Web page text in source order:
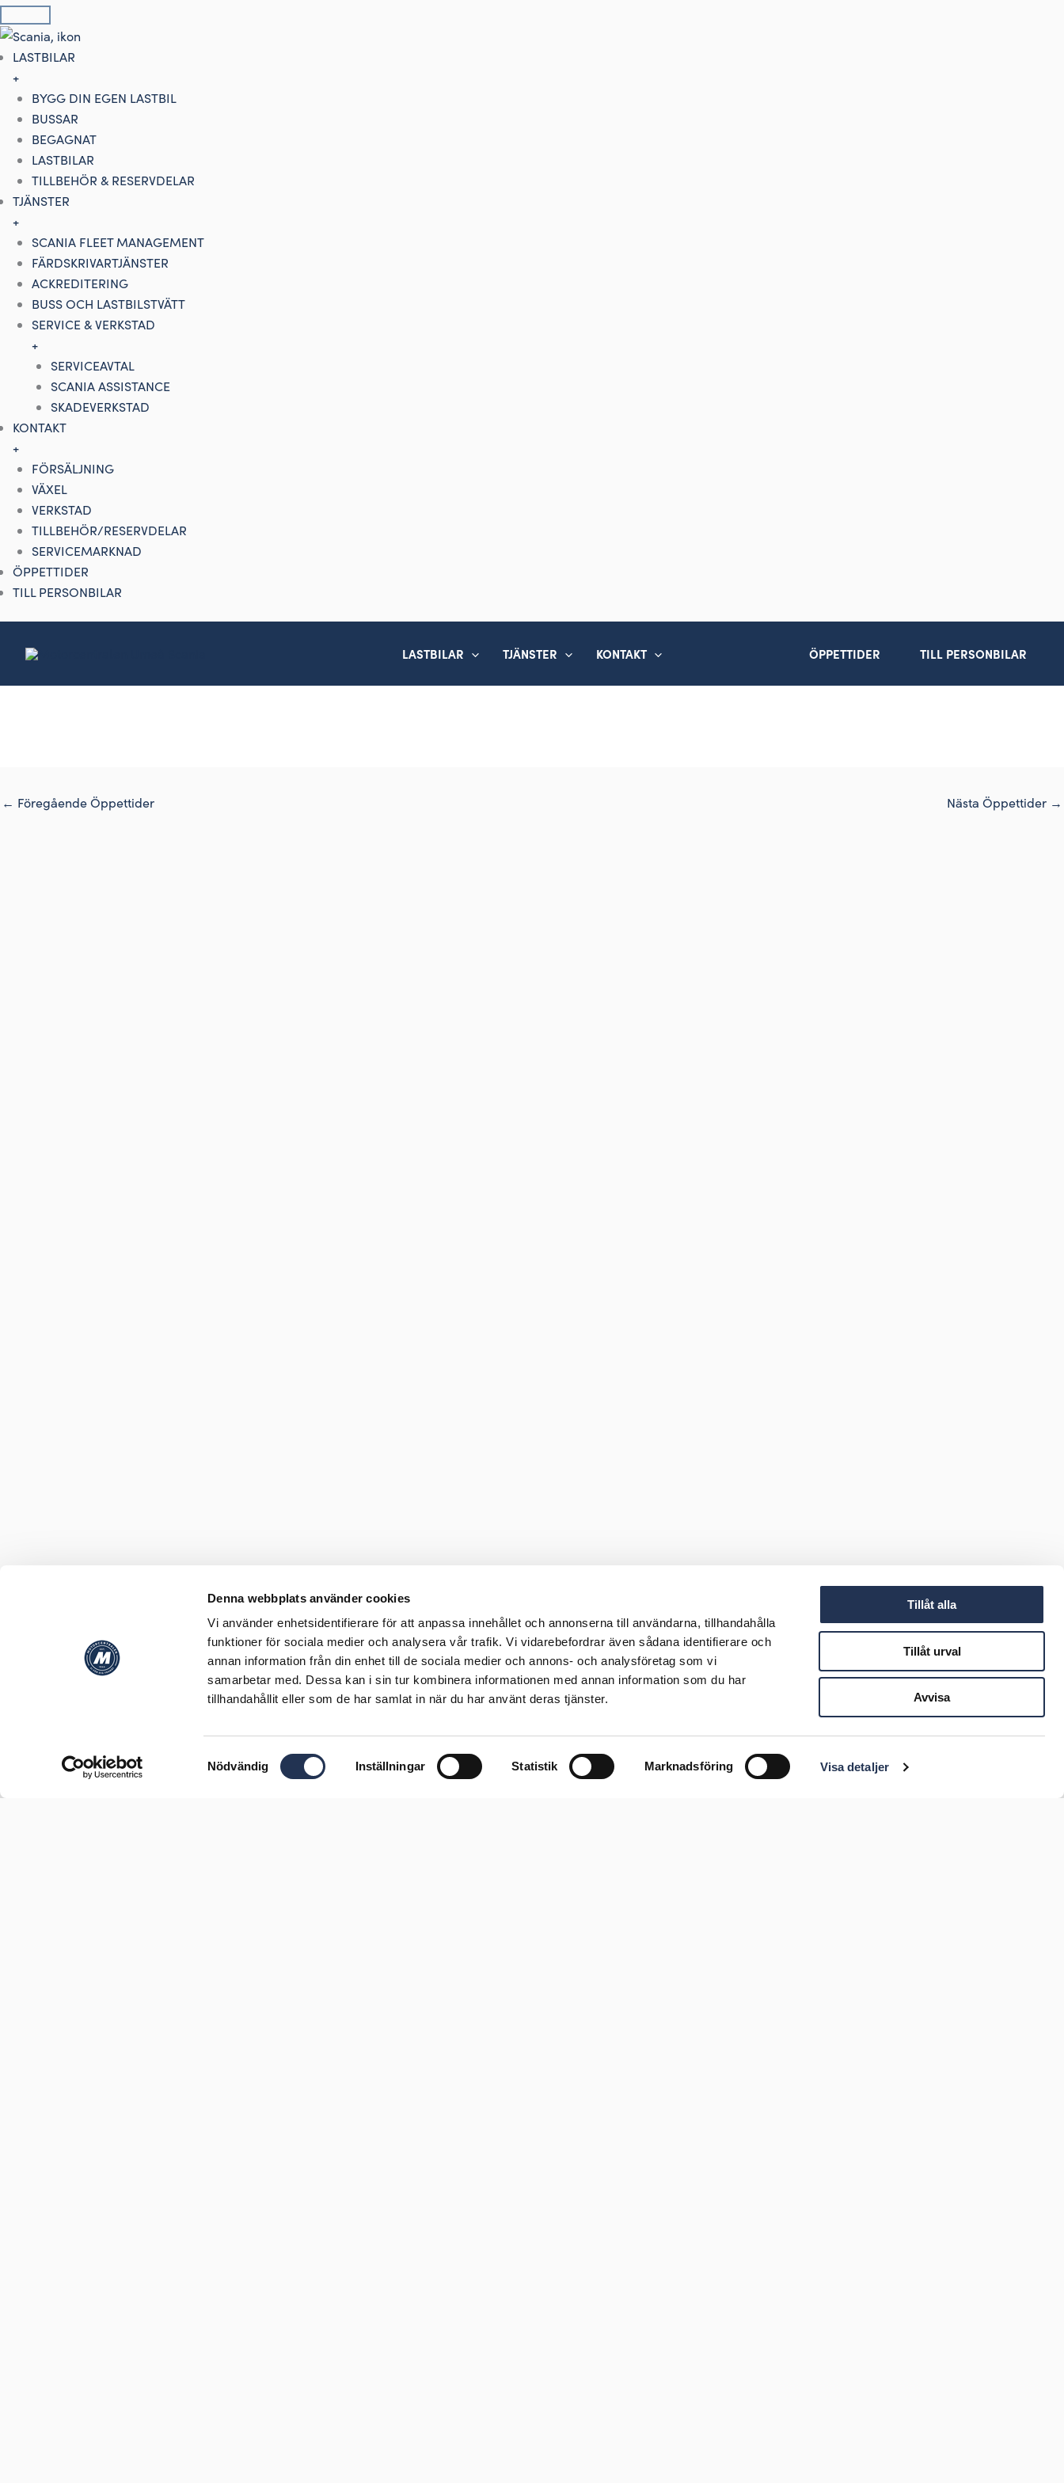
Denna webbplats använder cookies
Vi använder enhetsidentifierare för att anpassa innehållet och annonserna till användarna, tillhandahålla
funktioner för sociala medier och analysera vår trafik. Vi vidarebefordrar även sådana identifierare och
annan information från din enhet till de sociala medier och annons- och analysföretag som vi
samarbetar med. Dessa kan i sin tur kombinera informationen med annan information som du har
tillhandahållit eller som de har samlat in när du har använt deras tjänster.
Samtyckesval
Nödvändig Inställningar Statistik Marknadsföring Visa detaljer
Tillåt alla
Tillåt urval
Avvisa
LASTBILAR
+
BYGG DIN EGEN LASTBIL
BUSSAR
BEGAGNAT
LASTBILAR
TILLBEHÖR & RESERVDELAR
TJÄNSTER
+
SCANIA FLEET MANAGEMENT
FÄRDSKRIVARTJÄNSTER
ACKREDITERING
BUSS OCH LASTBILSTVÄTT
SERVICE & VERKSTAD
+
SERVICEAVTAL
SCANIA ASSISTANCE
SKADEVERKSTAD
KONTAKT
+
FÖRSÄLJNING
VÄXEL
VERKSTAD
TILLBEHÖR/RESERVDELAR
SERVICEMARKNAD
ÖPPETTIDER
TILL PERSONBILAR
Hoppa
till
innehåll
LASTBILAR TJÄNSTER KONTAKT ÖPPETTIDER TILL PERSONBILAR
← Föregående Öppettider Nästa Öppettider →